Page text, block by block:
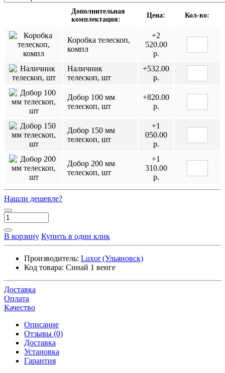
Дополнительная
комплектация:
Цена: Кол-во:
Коробка телескоп,
компл
+2
520.00
р.
Наличник
телескоп, шт
+532.00
р.
Добор 100 мм
телескоп, шт
+820.00
р.
Добор 150 мм
телескоп, шт
+1
050.00
р.
Добор 200 мм
телескоп, шт
+1
310.00
р.
Нашли дешевле?
В корзину Купить в один клик
Производитель: Luxor (Ульяновск)
Код товара: Синай 1 венге
Доставка
Оплата
Качество
Описание
Отзывы (0)
Доставка
Установка
Гарантия